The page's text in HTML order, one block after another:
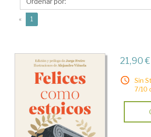
« 1
21,90 €
Sin
7/10